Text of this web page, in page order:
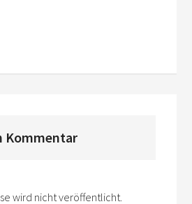
Kommentar
wird nicht veröffentlicht.